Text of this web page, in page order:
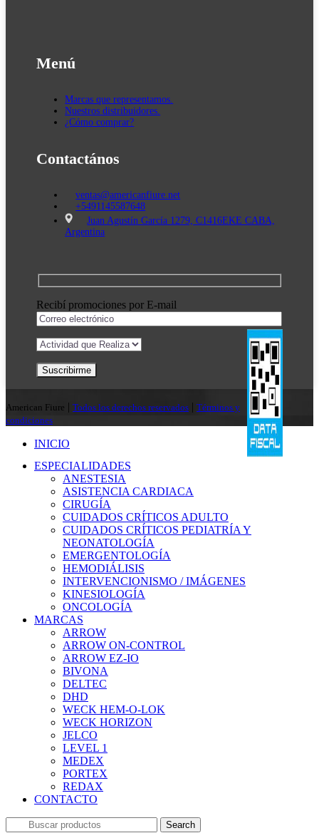
Menú
Marcas que representamos.
Nuestros distribuidores.
¿Cómo comprar?
Contactános
ventas@americanfiure.net
+5491145587648
Juan Agustín García 1279, C1416EKE CABA,
Argentina
Recibí promociones por E-mail
American Fiure Todos los derechos reservados
Términos y
condiciones
INICIO
ESPECIALIDADES
ANESTESIA
ASISTENCIA CARDIACA
CIRUGÍA
CUIDADOS CRÍTICOS ADULTO
CUIDADOS CRÍTICOS PEDIATRÍA Y
NEONATOLOGÍA
EMERGENTOLOGÍA
HEMODIÁLISIS
INTERVENCIONISMO / IMÁGENES
KINESIOLOGÍA
ONCOLOGÍA
MARCAS
ARROW
ARROW ON-CONTROL
ARROW EZ-IO
BIVONA
DELTEC
DHD
WECK HEM-O-LOK
WECK HORIZON
JELCO
LEVEL 1
MEDEX
PORTEX
REDAX
CONTACTO
Search